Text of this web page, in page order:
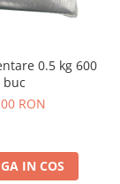
0.5 kg 600
buc
RON
IN COS